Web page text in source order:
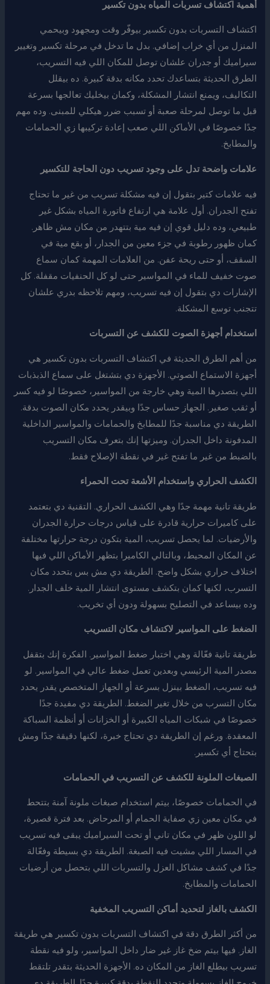
أهمية اكتشاف تسربات المياه بدون تكسير
اكتشاف التسربات بدون تكسير بيوفّر وقت ومجهود وبيحمي
المنزل من أي خراب إضافي. بدل ما تدخل في مرحلة تكسير وتغيير
سيراميك أو جدران علشان توصل للمكان اللي فيه التسريب،
الطرق الحديثة بتساعدك تحدد مكانه بدقة كبيرة. ده بيقلل
التكاليف، ويمنع انتشار المشكلة، وكمان بيخليك تعالجها بسرعة
قبل ما توصل لمرحلة صعبة أو تسبب ضرر هيكلي للمبنى. وده مهم
جدًا خصوصًا في الأماكن اللي صعب إعادة تركيبها زي الحمامات
والمطابخ.
علامات واضحة تدل على وجود تسريب دون الحاجة للتكسير
فيه علامات كتير بتقول إن فيه مشكلة تسريب من غير ما تحتاج
تفتح الجدران. أول علامة هي ارتفاع فاتورة المياه بشكل غير
طبيعي، وده دليل قوي إن فيه مية بتتهدر من مكان مش ظاهر.
كمان ظهور رطوبة في جزء معين من الجدار، أو بقع مية في
السقف، أو حتى ريحة عفن. من العلامات المهمة كمان سماع
صوت خفيف للماء في المواسير حتى لو كل الحنفيات مقفلة. كل
الإشارات دي بتقول إن فيه تسريب، ومهم تلاحظه بدري علشان
تتجنب توسع المشكلة.
استخدام أجهزة الصوت للكشف عن التسربات
من أهم الطرق الحديثة في اكتشاف التسربات بدون تكسير هي
أجهزة الاستماع الصوتي. الأجهزة دي بتشتغل على سماع الذبذبات
اللي بتصدرها المية وهي خارجة من المواسير، خصوصًا لو فيه كسر
أو ثقب صغير. الجهاز حساس جدًا وبيقدر يحدد مكان الصوت بدقة.
الطريقة دي مناسبة جدًا للمطابخ والحمامات والمواسير الداخلية
المدفونة داخل الجدران. وميزتها إنك بتعرف مكان التسريب
بالضبط من غير ما تفتح غير في نقطة الإصلاح فقط.
الكشف الحراري واستخدام الأشعة تحت الحمراء
طريقة تانية مهمة جدًا وهي الكشف الحراري. التقنية دي بتعتمد
على كاميرات حرارية قادرة على قياس درجات حرارة الجدران
والأرضيات. لما يحصل تسريب، المية بتكون درجة حرارتها مختلفة
عن المكان المحيط، وبالتالي الكاميرا بتظهر الأماكن اللي فيها
اختلاف حراري بشكل واضح. الطريقة دي مش بس بتحدد مكان
التسرب، لكنها كمان بتكشف مستوى انتشار المية خلف الجدار.
وده بيساعد في التصليح بسهولة ودون أي تخريب.
الضغط على المواسير لاكتشاف مكان التسريب
طريقة تانية فعّالة وهي اختبار ضغط المواسير. الفكرة إنك بتقفل
مصدر المية الرئيسي وبعدين تعمل ضغط عالي في المواسير. لو
فيه تسريب، الضغط بينزل بسرعة أو الجهاز المتخصص يقدر يحدد
مكان التسرب من خلال تغير الضغط. الطريقة دي مفيدة جدًا
خصوصًا في شبكات المياه الكبيرة أو الخزانات أو أنظمة السباكة
المعقدة. ورغم إن الطريقة دي تحتاج خبرة، لكنها دقيقة جدًا ومش
بتحتاج أي تكسير.
الصبغات الملونة للكشف عن التسريب في الحمامات
في الحمامات خصوصًا، بيتم استخدام صبغات ملونة آمنة بتتحط
في مكان معين زي صفاية الحمام أو المرحاض. بعد فترة قصيرة،
لو اللون ظهر في مكان تاني أو تحت السيراميك يبقى فيه تسريب
في المسار اللي مشيت فيه الصبغة. الطريقة دي بسيطة وفعّالة
جدًا في كشف مشاكل العزل والتسربات اللي بتحصل من أرضيات
الحمامات والمطابخ.
الكشف بالغاز لتحديد أماكن التسريب المخفية
من أكثر الطرق دقة في اكتشاف التسربات بدون تكسير هي طريقة
الغاز. فيها بيتم ضخ غاز غير ضار داخل المواسير، ولو فيه نقطة
تسريب بيطلع الغاز من المكان ده. الأجهزة الحديثة بتقدر تلتقط